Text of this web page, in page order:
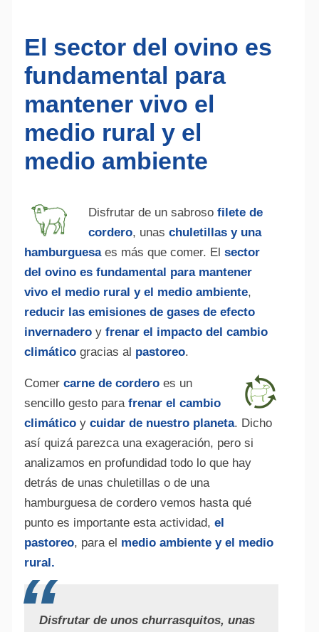
El sector del ovino es
fundamental para
mantener vivo el
medio rural y el
medio ambiente
Disfrutar de un sabroso filete de
cordero, unas chuletillas y una
hamburguesaes más que comer. El sector
del ovino es fundamental para mantener
vivo el medio rural y el medio ambiente,
reducir las emisiones de gases de efecto
invernaderoy frenar el impacto del cambio
climáticogracias al pastoreo.
Comer carne de corderoes un
sencillo gesto para frenar el cambio
climáticoy cuidar de nuestro planeta. Dicho
así quizá parezca una exageración, pero si
analizamos en profundidad todo lo que hay
detrás de unas chuletillas o de una
hamburguesa de cordero vemos hasta qué
punto es importante esta actividad, el
pastoreo, para el medio ambiente y el medio
rural.
Disfrutar de unos churrasquitos, unas